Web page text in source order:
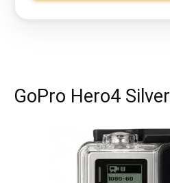
GoPro Hero4 Silver